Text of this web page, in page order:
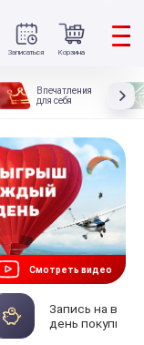
Записаться Корзина
Впечатления
для себя
Смотреть видео
Запись на
день покупки